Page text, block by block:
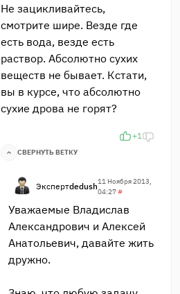
Не зацикливайтесь,
смотрите шире. Везде где
есть вода, везде есть
раствор. Абсолютно сухих
веществ не бывает. Кстати,
вы в курсе, что абсолютно
сухие дрова не горят?
+1
СВЕРНУТЬ ВЕТКУ
Экспертdedush11 Ноября 2013,
04:27#
Уважаемые Владислав
Александрович и Алексей
Анатольевич, давайте жить
дружно.